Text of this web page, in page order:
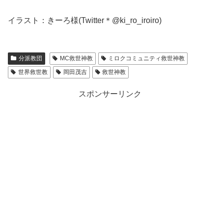
イラスト：きーろ様(Twitter＊@ki_ro_iroiro)
分派教団 MC救世神教
ミロクコミュニティ救世神教
世界救世教
岡田茂吉 救世神教
スポンサーリンク